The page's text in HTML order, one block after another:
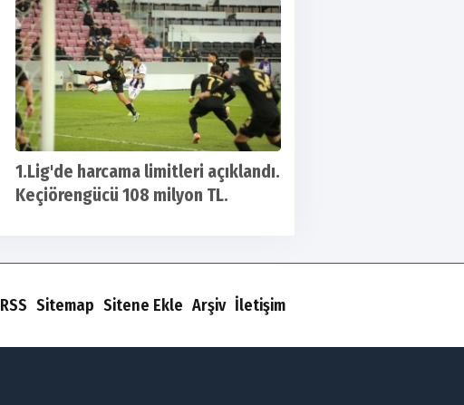
1.Lig'de harcama limitleri açıklandı.
Keçiörengücü 108 milyon TL.
RSS Sitemap Sitene Ekle Arşiv İletişim